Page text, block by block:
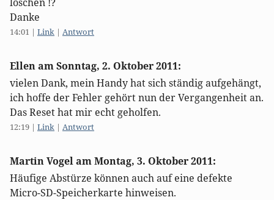
Danke
14:01 | Link | Antwort
Ellen amSonntag, 2. Oktober 2011:
vielen Dank, mein Handy hat sich ständig aufgehängt,
ich hoffe der Fehler gehört nun der Vergangenheit an.
Das Reset hat mir echt geholfen.
12:19 | Link | Antwort
Martin Vogel amMontag, 3. Oktober 2011:
Häufige Abstürze können auch auf eine defekte
Micro-SD-Speicherkarte hinweisen.